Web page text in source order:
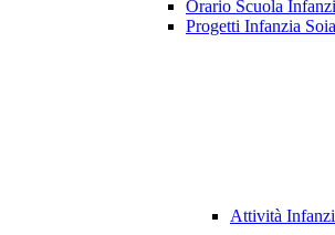
Orario Scuola
Progetti Infanzia
Attività